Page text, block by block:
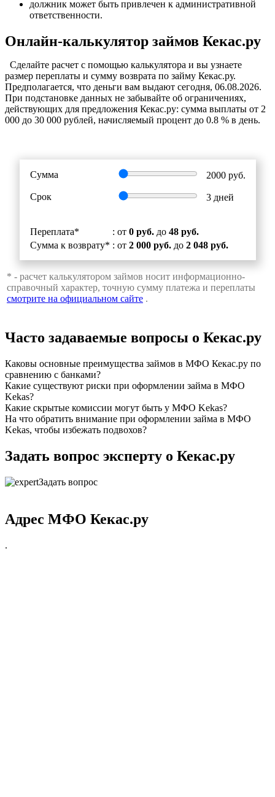
должник может быть привлечен к административной
ответственности.
Онлайн-калькулятор займов Кекас.ру
Cделайте расчет c помощью калькулятора и вы узнаете
размер переплаты и сумму возврата по займу Кекас.ру.
Предполагается, что деньги вам выдают сегодня, 06.08.2026.
При подстановке данных не забывайте об ограничениях,
действующих для предложения Кекас.ру: сумма выплаты от 2
000 до 30 000 рублей, начисляемый процент до 0.8 % в день.
Сумма 2000руб.
Срок 3дней
Переплата* : от 0 руб.до 48 руб.
Сумма к возврату* : от 2 000 руб.до 2 048 руб.
* - расчет калькулятором займов носит информационно-
справочный характер, точную сумму платежа и переплаты
смотрите на официальном сайте .
Часто задаваемые вопросы о Кекас.ру
Каковы основные преимущества займов в МФО Кекас.ру по
сравнению с банками?
Какие существуют риски при оформлении займа в МФО
Kekas?
Какие скрытые комиссии могут быть у МФО Kekas?
На что обратить внимание при оформлении займа в МФО
Kekas, чтобы избежать подвохов?
Задать вопрос эксперту о Кекас.ру
Задать вопрос
Адрес МФО Кекас.ру
.